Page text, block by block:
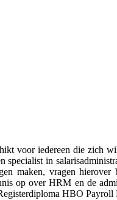
voor iedereen die zich
specialist in
maken, vragen
op over HRM en de
HBO